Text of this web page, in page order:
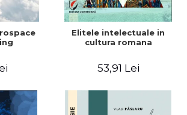
Elitele intelectuale in
cultura romana
53,91 Lei